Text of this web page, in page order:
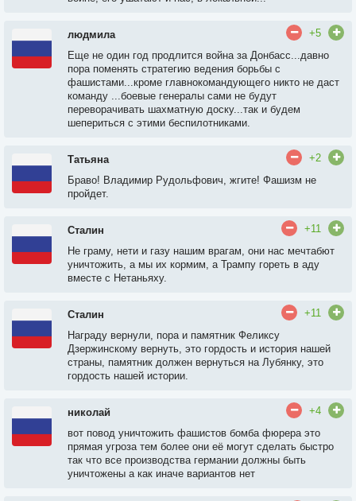
людмила
+5
Еще не один год продлится война за Донбасс...давно
пора поменять стратегию ведения борьбы с
фашистами...кроме главнокомандующего никто не даст
команду ...боевые генералы сами не будут
переворачивать шахматную доску...так и будем
шепериться с этими беспилотниками.
Татьяна
+2
Браво! Владимир Рудольфович, жгите! Фашизм не
пройдет.
Сталин
+11
Не граму, нети и газу нашим врагам, они нас мечтабют
уничтожить, а мы их кормим, а Трампу гореть в аду
вместе с Нетаньяху.
Сталин
+11
Награду вернули, пора и памятник Феликсу
Дзержинскому вернуть, это гордость и история нашей
страны, памятник должен вернуться на Лубянку, это
гордость нашей истории.
николай
+4
вот повод уничтожить фашистов бомба фюрера это
прямая угроза тем более они её могут сделать быстро
так что все производства германии должны быть
уничтожены а как иначе вариантов нет